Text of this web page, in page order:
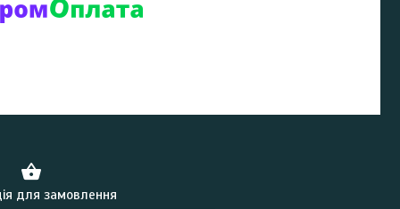
для замовлення